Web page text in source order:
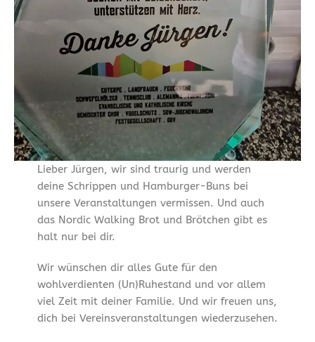
Lieber Jürgen, wir sind traurig und werden
deine Schrippen und Hamburger-Buns bei
unsere Veranstaltungen vermissen. Und auch
das Nordic Walking Brot und Brötchen gibt es
halt nur bei dir.
Wir wünschen dir alles Gute für den
wohlverdienten (Un)Ruhestand und vor allem
viel Zeit mit deiner Familie. Und wir freuen uns,
dich bei Vereinsveranstaltungen wiederzusehen.